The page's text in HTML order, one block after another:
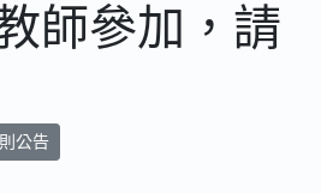
師參加，請
公告